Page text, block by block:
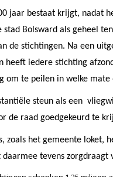
jaar bestaat krijgt, nadat
Bolsward als geheel
de stichtingen. Na een
heeft iedere stichting
om te peilen in welke
steun als een
de raad goedgekeurd te
zoals het gemeente loket,
tevens zorgdraagt